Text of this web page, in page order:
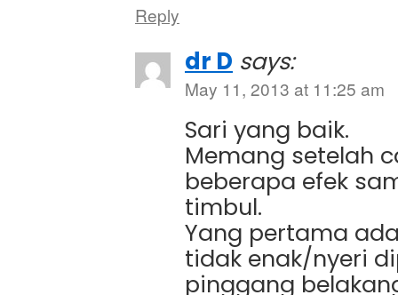
Reply
dr D says:
May 11, 2013 at 11:25 am
Sari yang baik.
Memang setelah
beberapa efek
timbul.
Yang pertama
tidak enak/nyeri
pinggang